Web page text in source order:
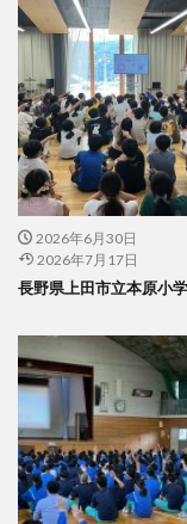
2026年6月30日
2026年7月17日
長野県上田市立本原小